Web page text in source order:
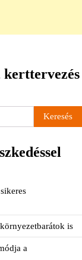
kerttervezés
is
a